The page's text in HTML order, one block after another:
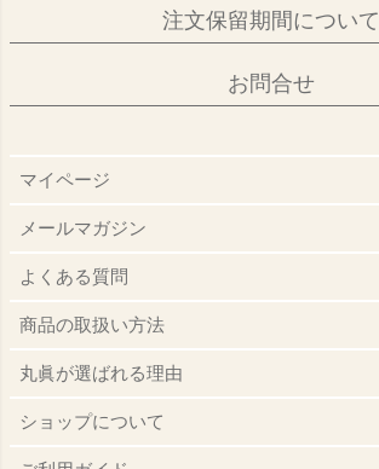
注文保留期間について
お問合せ
マイページ
メールマガジン
よくある質問
商品の取扱い方法
丸眞が選ばれる理由
ショップについて